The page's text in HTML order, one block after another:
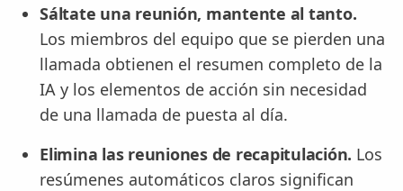
Sáltate una reunión, mantente al tanto.
Los miembros del equipo que se pierden una
llamada obtienen el resumen completo de la
IA y los elementos de acción sin necesidad
de una llamada de puesta al día.
Elimina las reuniones de recapitulación. Los
resúmenes automáticos claros significan